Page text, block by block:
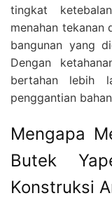
tingkat
menahan tekanan
bangunan yang
Dengan
bertahan lebih
penggantian
Mengapa
Butek
Konstruksi